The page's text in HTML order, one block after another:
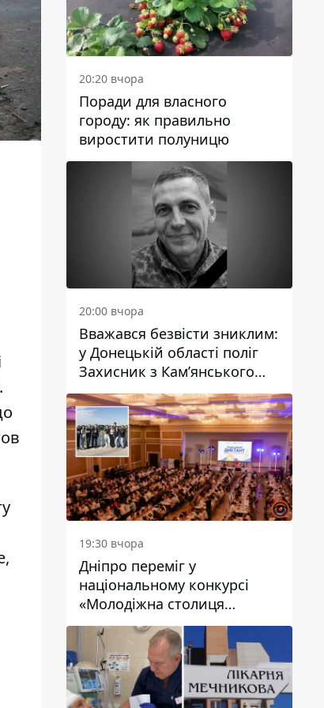
20:20 вчора
Поради для власного
городу: як правильно
виростити полуницю
20:00 вчора
Вважався безвісти зниклим:
у Донецькій області поліг
Захисник з Кам’янського
Антон Красовський
19:30 вчора
Дніпро переміг у
національному конкурсі
«Молодіжна столиця
України – 2026»